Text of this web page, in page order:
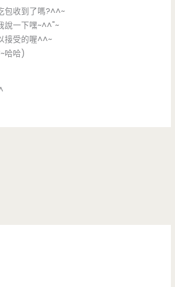
包收到了嗎?^^~
說一下嘿~^^"~
接受的喔^^~
哈哈)